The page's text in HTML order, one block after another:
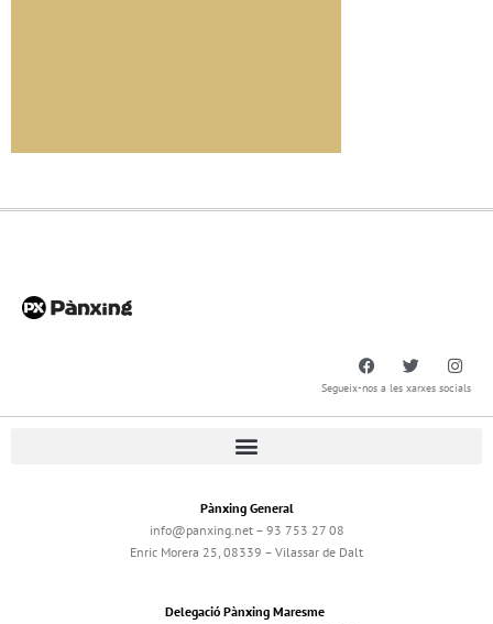
Segueix-nos a les xarxes socials
Pànxing General
info@panxing.net – 93 753 27 08
Enric Morera 25, 08339 – Vilassar de Dalt
Delegació Pànxing Maresme